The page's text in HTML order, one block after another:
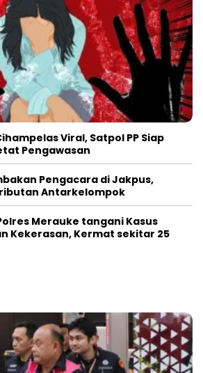
Viral, Satpol PP Siap
Pengawasan
Pengacara di Jakpus,
Antarkelompok
Merauke tangani Kasus
Kekerasan, Kermat sekitar 25